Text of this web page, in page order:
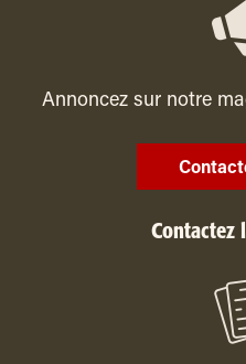
Annoncez sur notre
Contactez